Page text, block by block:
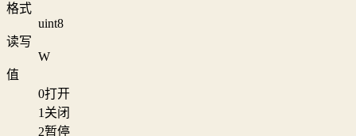
格式
uint8
读写
W
值
0打开
1 关闭
2暂停